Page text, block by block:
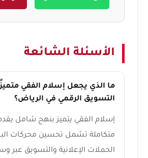
الأسئلة الشائعة
ما الذي يجعل إسلام الفقي
التسويق الرقمي في الرياض؟
إسلام الفقي يتميز بنهج شامل
متكاملة تشمل تحسين محركات
الحملات الإعلانية والتسويق عبر